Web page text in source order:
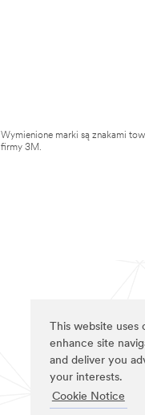
This website
enhance site
and deliver you
your interests.
Cookie Notice
Wymienione marki są znakami
firmy 3M.